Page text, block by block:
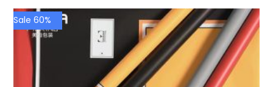
Sale 60%